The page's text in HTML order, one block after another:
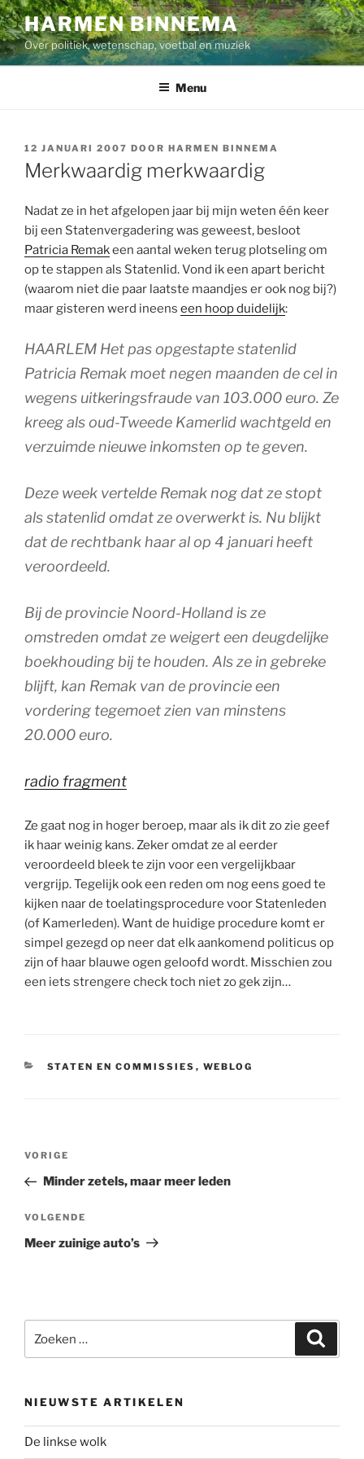
Ga
naar
de
inhoud
HARMEN BINNEMA
Over politiek, wetenschap, voetbal en muziek
Menu
GEPLAATST
OP
12 JANUARI 2007 DOOR HARMEN BINNEMA
Merkwaardig merkwaardig
Nadat ze in het afgelopen jaar bij mijn weten één keer
bij een Statenvergadering was geweest, besloot
Patricia Remakeen aantal weken terug plotseling om
op te stappen als Statenlid. Vond ik een apart bericht
(waarom niet die paar laatste maandjes er ook nog bij?)
maar gisteren werd ineens een hoop duidelijk:
HAARLEM Het pas opgestapte statenlid
Patricia Remak moet negen maanden de cel in
wegens uitkeringsfraude van 103.000 euro. Ze
kreeg als oud-Tweede Kamerlid wachtgeld en
verzuimde nieuwe inkomsten op te geven.
Deze week vertelde Remak nog dat ze stopt
als statenlid omdat ze overwerkt is. Nu blijkt
dat de rechtbank haar al op 4 januari heeft
veroordeeld.
Bij de provincie Noord-Holland is ze
omstreden omdat ze weigert een deugdelijke
boekhouding bij te houden. Als ze in gebreke
blijft, kan Remak van de provincie een
vordering tegemoet zien van minstens
20.000 euro.
radio fragment
Ze gaat nog in hoger beroep, maar als ik dit zo zie geef
ik haar weinig kans. Zeker omdat ze al eerder
veroordeeld bleek te zijn voor een vergelijkbaar
vergrijp. Tegelijk ook een reden om nog eens goed te
kijken naar de toelatingsprocedure voor Statenleden
(of Kamerleden). Want de huidige procedure komt er
simpel gezegd op neer dat elk aankomend politicus op
zijn of haar blauwe ogen geloofd wordt. Misschien zou
een iets strengere check toch niet zo gek zijn…
CATEGORIEËN
STATEN EN COMMISSIES , WEBLOG
Bericht
Vorig
bericht
VORIGE
Minder zetels, maar meer leden
Volgend
bericht
VOLGENDE
Meer zuinige auto’s
naar:
NIEUWSTE ARTIKELEN
De linkse wolk